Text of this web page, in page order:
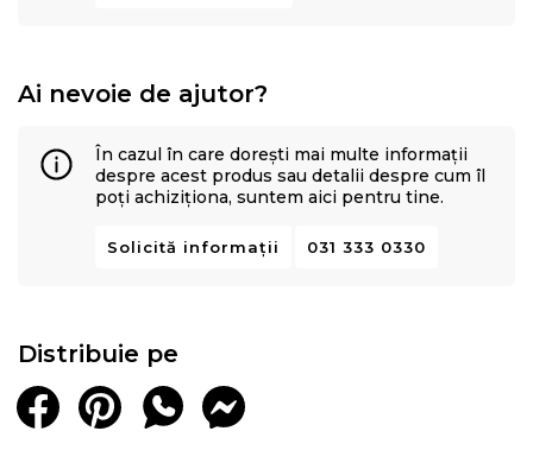
Ai nevoie de ajutor?
În cazul în care dorești mai multe informații
despre acest produs sau detalii despre cum îl
poți achiziționa, suntem aici pentru tine.
Solicită informații 031 333 0330
Distribuie pe